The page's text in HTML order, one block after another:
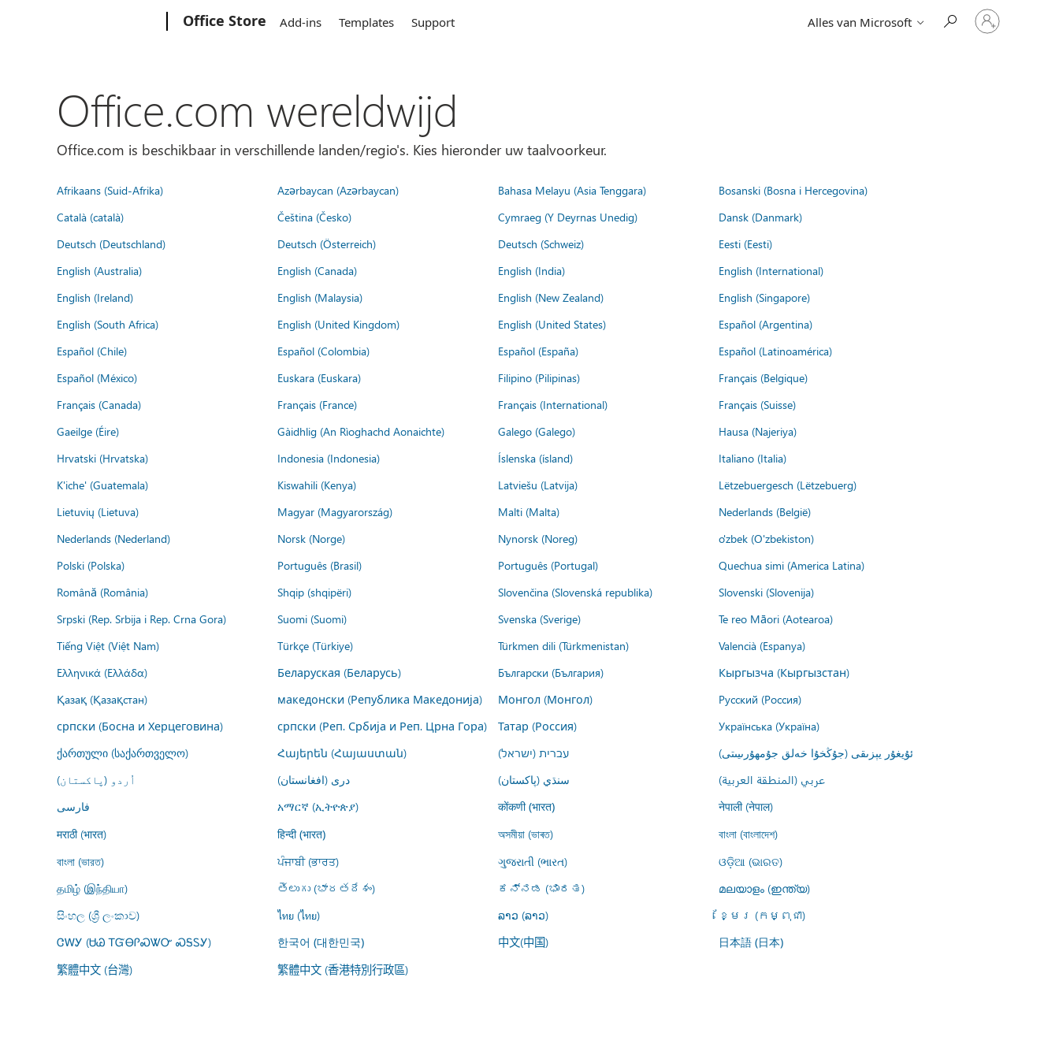
Office Store Add-ins Templates Support Alles van Microsoft
Meld
je
aan
Office.com wereldwijd
Office.com is beschikbaar in verschillende landen/regio's. Kies hieronder uw taalvoorkeur.
Afrikaans (Suid-Afrika) Azərbaycan (Azərbaycan) Bahasa Melayu (Asia Tenggara)
Bosanski (Bosna i Hercegovina)
Català (català)
Čeština (Česko) Cymraeg (Y Deyrnas Unedig)
Dansk (Danmark)
Deutsch (Deutschland)
Deutsch (Österreich) Deutsch (Schweiz)
Eesti (Eesti)
English (Australia)
English (Canada) English (India)
English (International)
English (Ireland)
English (Malaysia) English (New Zealand)
English (Singapore)
English (South Africa)
English (United Kingdom) English (United States)
Español (Argentina)
Español (Chile)
Español (Colombia) Español (España)
Español (Latinoamérica)
Español (México)
Euskara (Euskara) Filipino (Pilipinas)
Français (Belgique)
Français (Canada)
Français (France) Français (International)
Français (Suisse)
Gaeilge (Éire)
Gàidhlig (An Rìoghachd Aonaichte) Galego (Galego)
Hausa (Najeriya)
Hrvatski (Hrvatska)
Indonesia (Indonesia) Íslenska (ísland)
Italiano (Italia)
K'iche' (Guatemala)
Kiswahili (Kenya) Latviešu (Latvija)
Lëtzebuergesch (Lëtzebuerg)
Lietuvių (Lietuva)
Magyar (Magyarország) Malti (Malta)
Nederlands (België)
Nederlands (Nederland)
Norsk (Norge) Nynorsk (Noreg)
o'zbek (O'zbekiston)
Polski (Polska)
Português (Brasil) Português (Portugal)
Quechua simi (America Latina)
Română (România)
Shqip (shqipëri) Slovenčina (Slovenská republika)
Slovenski (Slovenija)
Srpski (Rep. Srbija i Rep. Crna Gora)
Suomi (Suomi) Svenska (Sverige)
Te reo Māori (Aotearoa)
Tiếng Việt (Việt Nam)
Türkçe (Türkiye) Türkmen dili (Türkmenistan)
Valencià (Espanya)
Ελληνικά (Ελλάδα)
Беларуская (Беларусь) Български (България)
Кыргызча (Кыргызстан)
Қазақ (Қазақстан)
македонски (Република Македонија) Монгол (Монгол)
Русский (Россия)
српски (Босна и Херцеговина)
српски (Реп. Србија и Реп. Црна Гора) Татар (Россия)
Українська (Україна)
ქართული (საქართველო)
Հայերեն (Հայաստան) עברית (ישראל)
ئۇيغۇر يېزىقى (جۇڭخۇا خەلق جۇمھۇرىيىتى)
اُردو (پاکستان)
درى (افغانستان) سنڌي (پاکستان)
عربي (المنطقة العربية)
فارسى
አማርኛ (ኢትዮጵያ) कोंकणी (भारत)
नेपाली (नेपाल)
मराठी (भारत)
हिन्दी (भारत) অসমীয়া (ভাৰত)
বাংলা (বাংলাদেশ)
বাংলা (ভারত)
ਪੰਜਾਬੀ (ਭਾਰਤ) ગુજરાતી (ભારત)
ଓଡ଼ିଆ (ଭାରତ)
தமிழ் (இந்தியா)
తెలుగు (భారతదేశం) ಕನ್ನಡ (ಭಾರತ)
മലയാളം (ഇന്ത്യ)
සිංහල (ශ්‍රී ලංකාව)
ไทย (ไทย) ລາວ (ລາວ)
ខ្មែរ (កម្ពុជា)
ᏣᎳᎩ (ᏌᏊ ᎢᏳᎾᎵᏍᏔᏅ ᏍᎦᏚᎩ)
한국어 (대한민국) 中文(中国) 日本語 (日本)
繁體中文 (台灣) 繁體中文 (香港特別行政區)